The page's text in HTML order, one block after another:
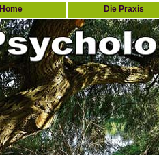
Home Die Praxis